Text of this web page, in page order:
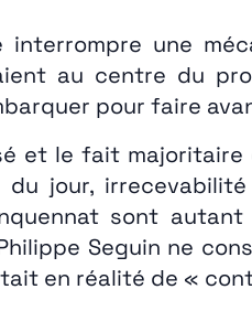
interrompre une
au centre du
pour faire
et le fait
du jour,
sont
Seguin ne
en réalité de «